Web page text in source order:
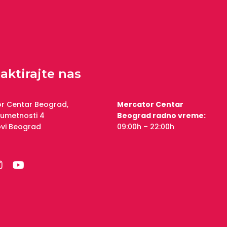
nas
Centar Beograd,
4
Beograd
Mercator Centar
Beograd radno vreme:
09:00h – 22:00h